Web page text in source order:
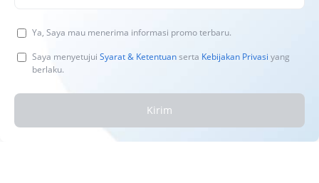
Ya, Saya mau menerima informasi promo terbaru.
Saya menyetujui Syarat & Ketentuanserta Kebijakan Privasi yang
berlaku.
Kirim